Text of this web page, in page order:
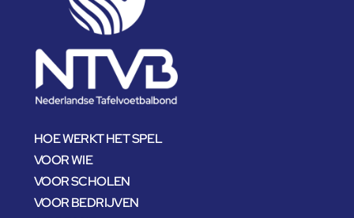
HOE WERKT HET SPEL
VOOR WIE
VOOR SCHOLEN
VOOR BEDRIJVEN